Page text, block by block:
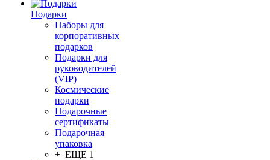
Подарки
Наборы для
корпоративных
подарков
Подарки для
руководителей
(VIP)
Космические
подарки
Подарочные
сертификаты
Подарочная
упаковка
+ ЕЩЕ 1